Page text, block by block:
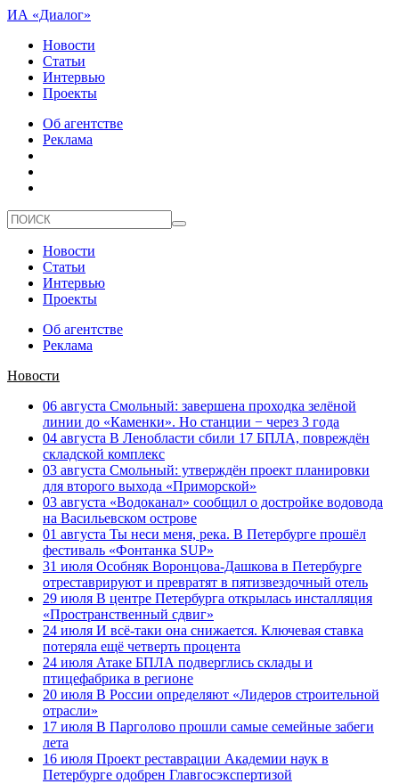
ИА «Диалог»
Новости
Статьи
Интервью
Проекты
Об агентстве
Реклама
Новости
Статьи
Интервью
Проекты
Об агентстве
Реклама
Новости
06 августа Смольный: завершена проходка зелёной
линии до «Каменки». Но станции − через 3 года
04 августа В Ленобласти сбили 17 БПЛА, повреждён
складской комплекс
03 августа Смольный: утверждён проект планировки
для второго выхода «Приморской»
03 августа «Водоканал» сообщил о достройке водовода
на Васильевском острове
01 августа Ты неси меня, река. В Петербурге прошёл
фестиваль «Фонтанка SUP»
31 июля Особняк Воронцова-Дашкова в Петербурге
отреставрируют и превратят в пятизвездочный отель
29 июля В центре Петербурга открылась инсталляция
«Пространственный сдвиг»
24 июля И всё-таки она снижается. Ключевая ставка
потеряла ещё четверть процента
24 июля Атаке БПЛА подверглись склады и
птицефабрика в регионе
20 июля В России определяют «Лидеров строительной
отрасли»
17 июля В Парголово прошли самые семейные забеги
лета
16 июля Проект реставрации Академии наук в
Петербурге одобрен Главгосэкспертизой